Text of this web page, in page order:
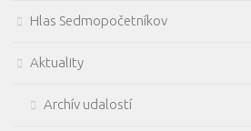
Hlas Sedmopočetníkov
Aktuality
Archív udalostí